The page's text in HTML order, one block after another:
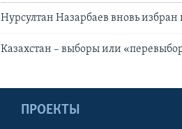
Нурсултан Назарбаев вновь
Казахстан – выборы или
ПРОЕКТЫ